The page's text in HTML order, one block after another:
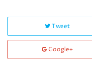
Tweet
Google+